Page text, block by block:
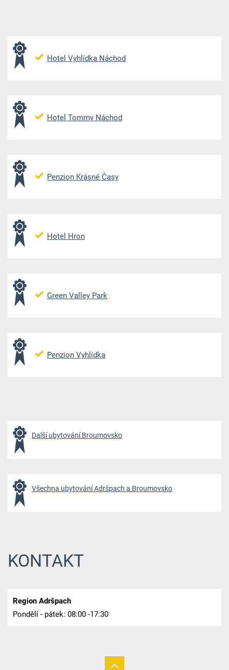
Hotel Vyhlídka Náchod
Hotel Tommy Náchod
Penzion Krásné Časy
Hotel Hron
Green Valley Park
Penzion Vyhlídka
Další ubytování Broumovsko
Všechna ubytování Adršpach a Broumovsko
KONTAKT
Region Adršpach
Pondělí - pátek: 08:00 -17:30